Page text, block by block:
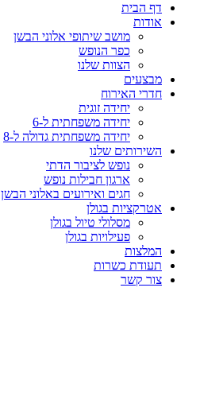
דף הבית
אודות
מושב שיתופי אלוני הבשן
כפר הנופש
הצוות שלנו
מבצעים
חדרי האירוח
יחידה זוגית
יחידה משפחתית ל-6
יחידה משפחתית גדולה ל-8
השירותים שלנו
נופש לציבור הדתי
ארגון חבילות נופש
חגים ואירועים באלוני הבשן
אטרקציות בגולן
מסלולי טיול בגולן
פעילויות בגולן
המלצות
תעודת כשרות
צור קשר